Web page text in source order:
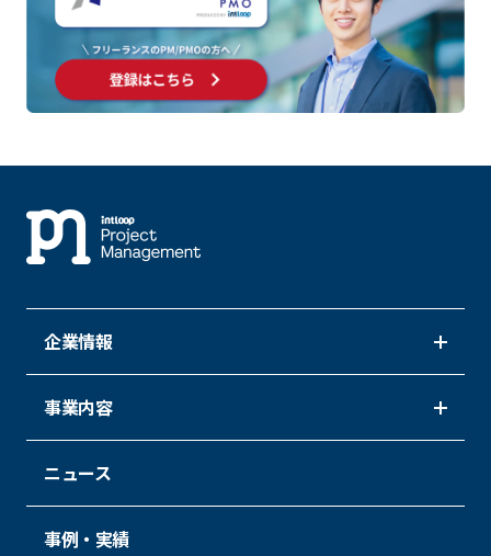
企業情報
事業内容
ニュース
事例・実績